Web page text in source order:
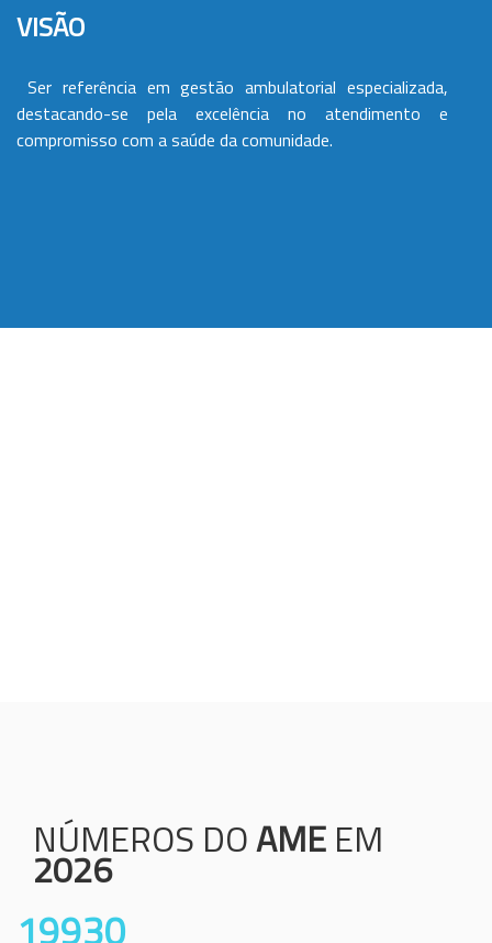
VISÃO
Ser referência em gestão ambulatorial especializada,
destacando-se pela excelência no atendimento e
compromisso com a saúde da comunidade.
NÚMEROS DOAME EM
2026
19930